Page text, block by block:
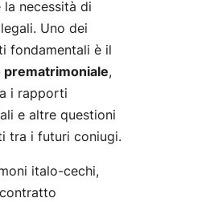
la necessità di
Uno dei
fondamentali è il
,
i rapporti
e altre questioni
tra i futuri coniugi.
italo-cechi,